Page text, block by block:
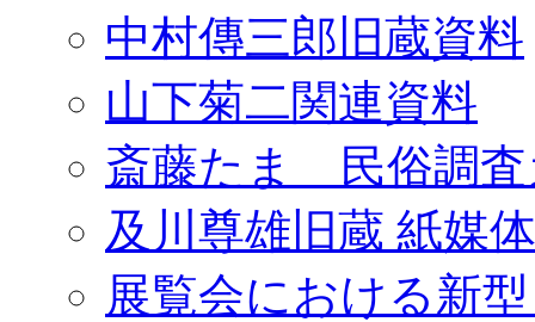
中村傳三郎旧蔵資料
山下菊二関連資料
斎藤たま 民俗調査
及川尊雄旧蔵 紙媒
展覧会における新